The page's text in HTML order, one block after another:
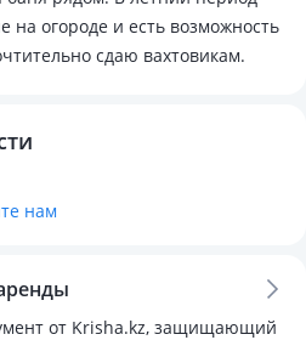
огороде и есть возможность
сдаю вахтовикам.
нам
от Krisha.kz, защищающий